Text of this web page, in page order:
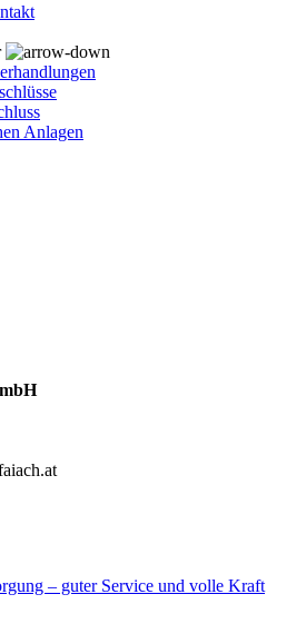
Anlagen
– guter Service und volle Kraft